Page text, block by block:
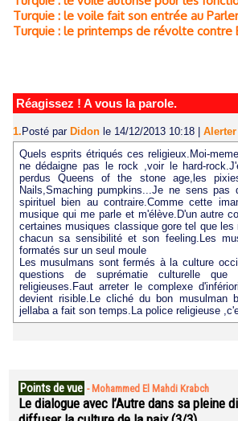
Turquie : le voile fait son entrée au
Turquie : le printemps de révolte contre
Réagissez ! A vous la parole.
1. Posté par Didon le 14/12/2013 10:18
Alerter
Quels esprits étriqués ces religieux.Moi-
ne dédaigne pas le rock ,voir le hard-
perdus Queens of the stone age,les
Nails,Smaching pumpkins...Je ne sens
spirituel bien au contraire.Comme cette
musique qui me parle et m'élève.D'un autre
certaines musiques classique gore tel que
chacun sa sensibilité et son feeling.Les
formatés sur un seul moule
Les musulmans sont fermés à la culture
questions de suprématie culturelle que
religieuses.Faut arreter le complexe
devient risible.Le cliché du bon musulman
jellaba a fait son temps.La police religieuse
Points de vue - Mohammed El Mahdi Krabch
Le dialogue avec l’Autre dans sa pleine